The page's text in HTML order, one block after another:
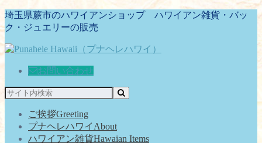
埼玉県蕨市のハワイアンショップ ハワイアン雑貨・バッ
ク・ジュエリーの販売
お問い合わせ
ご挨拶Greeting
プナヘレハワイ About
ハワイアン雑貨Hawaian Items